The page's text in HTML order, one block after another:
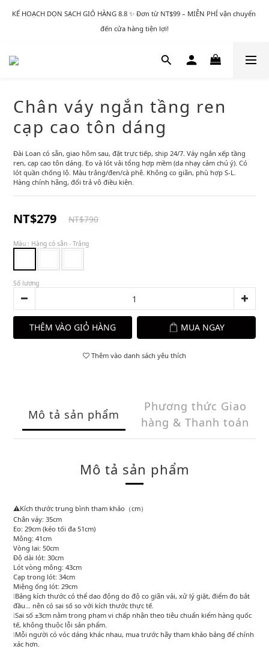
KẾ HOẠCH DỌN SẠCH GIỎ HÀNG 8.8 ✨ Đơn từ NT$99 – MIỄN PHÍ vận chuyển
đến cửa hàng tiện lợi!
Chân váy ngắn tầng ren
cạp cao tôn dáng
Đài Loan có sẵn, giao hôm sau, đặt trực tiếp, ship 24/7. Váy ngắn xếp tầng
ren, cạp cao tôn dáng. Eo và lót vải tổng hợp mềm (da nhạy cảm chú ý). Có
lót quần chống lộ. Màu trắng/đen/cà phê. Không co giãn, phù hợp S-L.
Hàng chính hãng, đổi trả vô điều kiện.
NT$279 NT$790
Màu : Hàng có sẵn - Trắng
Số lượng
THÊM VÀO GIỎ HÀNG MUA NGAY
Thêm vào danh sách yêu thích
Mô tả sản phẩm
Phương thức Giao
hàng & Thanh toán
Mô tả sản phẩm
⚠️Kích thước trung bình tham khảo（cm）
Chân váy: 35cm
Eo: 29cm (kéo tối đa 51cm)
Mông: 41cm
Vòng lai: 50cm
Độ dài lót: 30cm
Lót vòng mông: 43cm
Cạp trong lót: 34cm
Miệng ống lót: 29cm
❕Bảng kích thước có thể dao động do độ co giãn vải, xử lý giặt, điểm đo bắt
đầu… nên có sai số so với kích thước thực tế.
❕Sai số ±3cm nằm trong phạm vi chấp nhận theo tiêu chuẩn kiểm hàng quốc
tế, không thuộc lỗi sản phẩm.
❕Mỗi người có vóc dáng khác nhau, mua trước hãy tham khảo bảng để chính
xác hơn.